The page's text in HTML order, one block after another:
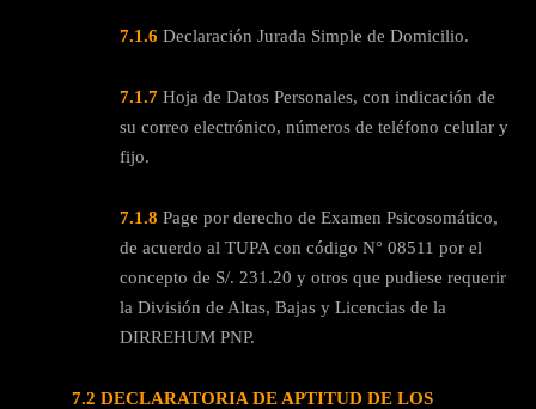
7.1.6 Declaración Jurada Simple de Domicilio.
7.1.7 Hoja de Datos Personales, con indicación de
su correo electrónico, números de teléfono celular y
fijo.
7.1.8 Page por derecho de Examen Psicosomático,
de acuerdo al TUPA con código N° 08511 por el
concepto de S/. 231.20 y otros que pudiese requerir
la División de Altas, Bajas y Licencias de la
DIRREHUM PNP.
7.2 DECLARATORIA DE APTITUD DE LOS